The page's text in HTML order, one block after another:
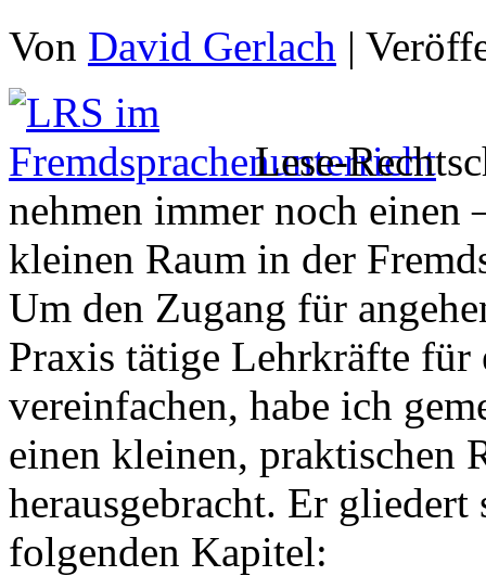
Von David Gerlach |
Lese-
nehmen immer noch einen
kleinen Raum in der
Um den Zugang für
Praxis tätige Lehrkräfte für
vereinfachen, habe ich
einen kleinen, praktischen
herausgebracht. Er
folgenden Kapitel: